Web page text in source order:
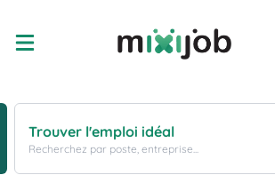
Trouver l'emploi idéal
Recherchez par poste, entreprise...